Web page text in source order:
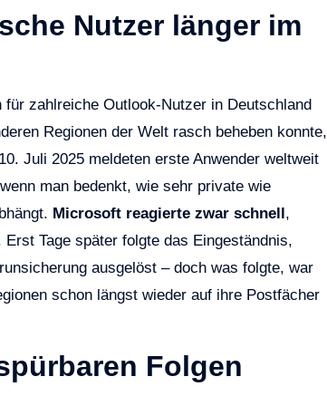
Nutzer länger im
zahlreiche Outlook-Nutzer in Deutschland
Regionen der Welt rasch beheben konnte,
Juli 2025 meldeten erste Anwender weltweit
man bedenkt, wie sehr private wie
Microsoft reagierte zwar schnell,
Tage später folgte das Eingeständnis,
ausgelöst – doch was folgte, war
schon längst wieder auf ihre Postfächer
Folgen